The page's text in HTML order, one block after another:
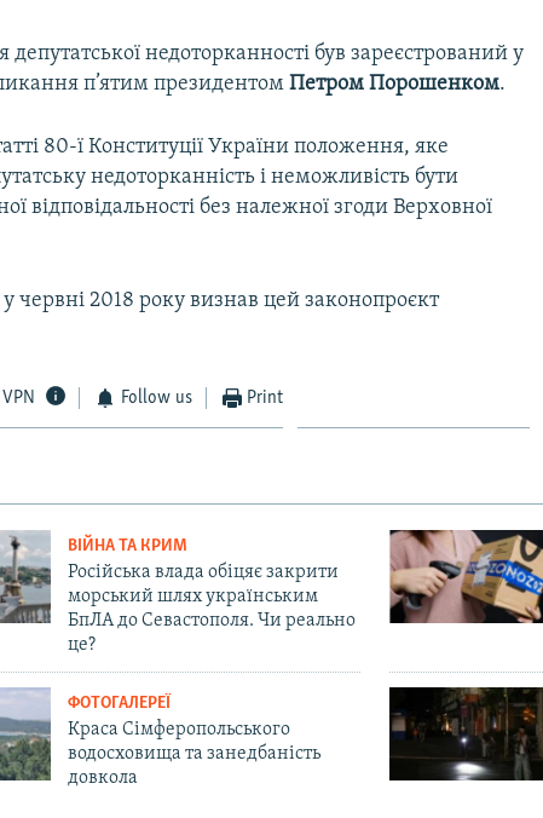
недоторканності був зареєстрований у
п’ятим президентомПетром Порошенком.
80-ї Конституції України положення, яке
недоторканність і неможливість бути
відповідальності без належної згоди Верховної
червні 2018 року визнав цей законопроєкт
Follow us Print
ВІЙНА ТА КРИМ
Російська влада обіцяє закрити
морський шлях українським
БпЛА до Севастополя. Чи реально
це?
ФОТОГАЛЕРЕЇ
Краса Сімферопольського
водосховища та занедбаність
довкола